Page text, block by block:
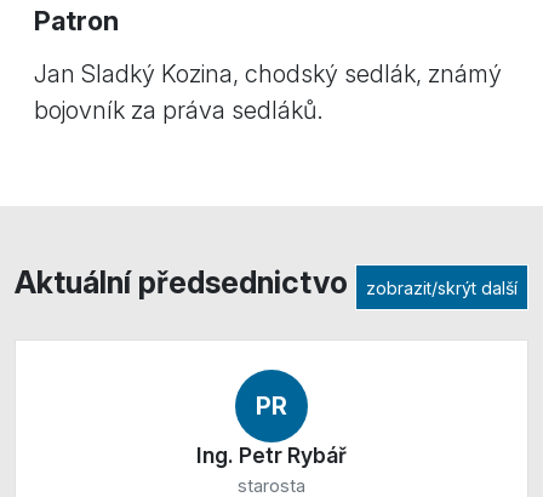
Patron
Jan Sladký Kozina, chodský sedlák, známý
bojovník za práva sedláků.
Aktuální předsednictvo zobrazit/skrýt další
PR
Ing. Petr Rybář
starosta